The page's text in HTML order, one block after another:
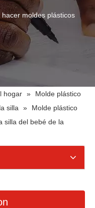
moldes plásticos
hogar »
Molde plástico
silla »
Molde plástico
silla del bebé de la